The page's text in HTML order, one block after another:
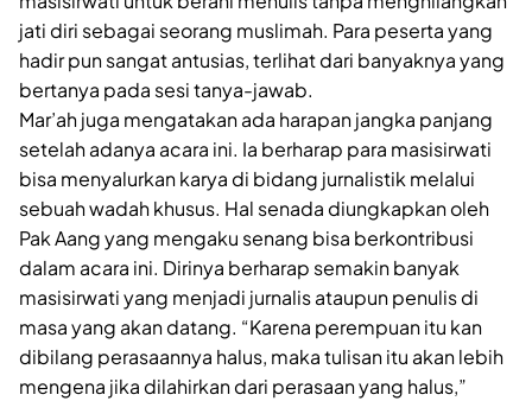
jati diri sebagai seorang muslimah. Para peserta yang
hadir pun sangat antusias, terlihat dari banyaknya yang
bertanya pada sesi tanya-jawab.
Mar’ah juga mengatakan ada harapan jangka panjang
setelah adanya acara ini. Ia berharap para masisirwati
bisa menyalurkan karya di bidang jurnalistik melalui
sebuah wadah khusus. Hal senada diungkapkan oleh
Pak Aang yang mengaku senang bisa berkontribusi
dalam acara ini. Dirinya berharap semakin banyak
masisirwati yang menjadi jurnalis ataupun penulis di
masa yang akan datang. “Karena perempuan itu kan
dibilang perasaannya halus, maka tulisan itu akan lebih
mengena jika dilahirkan dari perasaan yang halus,”